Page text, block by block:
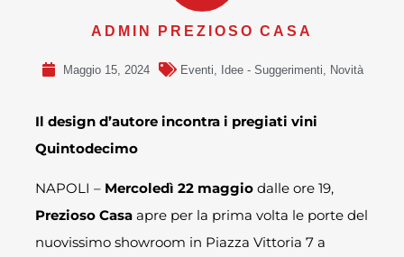
ADMIN PREZIOSO CASA
Maggio 15, 2024 Eventi Idee - Suggerimenti Novità
Il design d’autore incontra i pregiati vini
Quintodecimo
NAPOLI – Mercoledì 22 maggio dalle ore 19,
Prezioso Casaapre per la prima volta le porte del
nuovissimo showroom in Piazza Vittoria 7 a